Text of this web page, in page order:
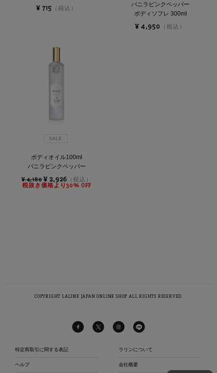
¥ 715 （税込）
バニラピンクペッパー
ボディソフレ 300ml
¥ 4,950 （税込）
SALE
ボディオイル100ml
バニラピンクペッパー
¥ 4,180 ¥ 2,926（税込）
税抜き価格より30% OFF
特定商取引に関する表記
ヘルプ
ラリンについて
会社概要
COPYRIGHT LALINE JAPAN ONLINE SHOP ALL RIGHTS RESERVED.